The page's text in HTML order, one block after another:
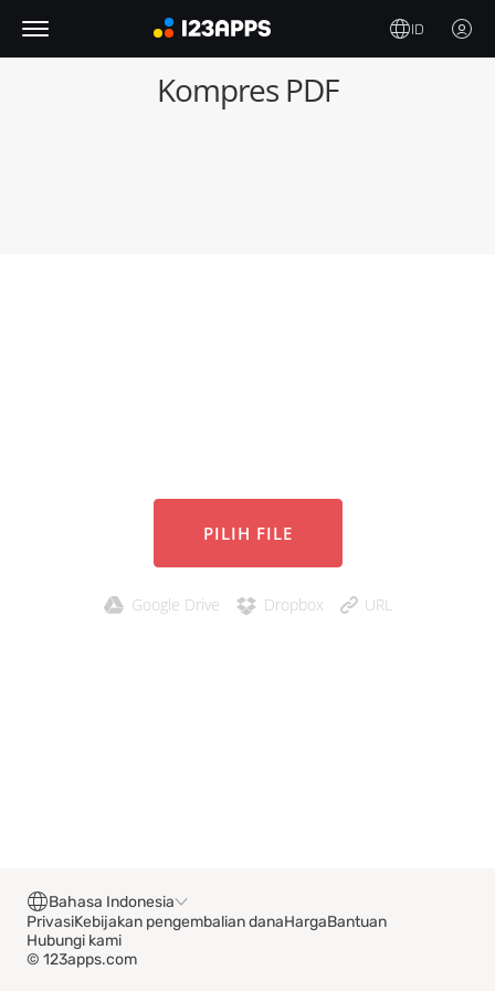
ID
Kompres PDF
PILIH FILE
Google Drive Dropbox URL
© 123apps.com
PrivasiKebijakan pengembalian danaHargaBantuan
Hubungi kami
Bahasa Indonesia